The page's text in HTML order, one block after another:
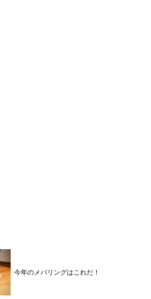
今年のメバリングはこれだ！